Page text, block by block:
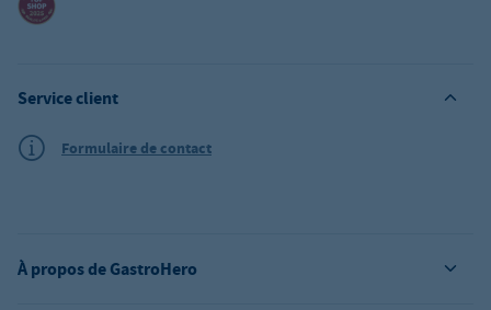
À propos de GastroHero
Service client
Formulaire de contact